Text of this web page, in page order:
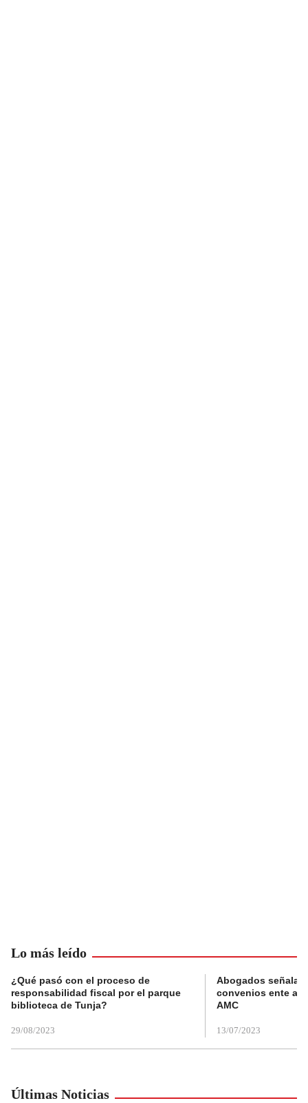
Lo más leído
¿Qué pasó con el proceso de
responsabilidad fiscal por el parque
biblioteca de Tunja?
29/08/2023
Abogados
convenios ente
AMC
13/07/2023
Últimas Noticias